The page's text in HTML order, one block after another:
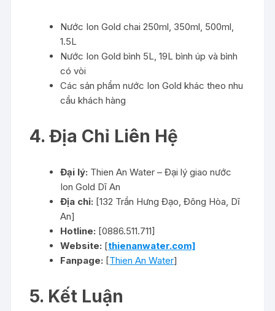
Nước Ion Gold chai 250ml, 350ml, 500ml,
1.5L
Nước Ion Gold bình 5L, 19L bình úp và bình
có vòi
Các sản phẩm nước Ion Gold khác theo nhu
cầu khách hàng
4. Địa Chỉ Liên Hệ
Đại lý: Thien An Water – Đại lý giao nước
Ion Gold Dĩ An
Địa chỉ: [132 Trần Hưng Đạo, Đông Hòa, Dĩ
An]
Hotline: [0886.511.711]
Website: [thienanwater.com]
Fanpage: [Thien An Water]
5. Kết Luận